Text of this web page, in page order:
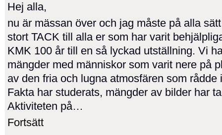
Hej alla,
nu är mässan över och jag måste på alla
stort TACK till alla er som har varit
KMK 100 år till en så lyckad utställning. Vi
mängder med människor som varit nere på
av den fria och lugna atmosfären som rådde
Fakta har studerats, mängder av bilder har
Aktiviteten på…
Fortsätt